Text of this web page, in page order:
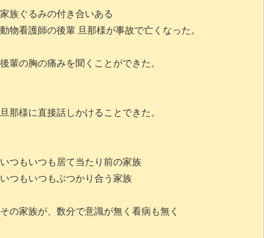
家族ぐるみの付き合いある
動物看護師の後輩 旦那様が事故で亡くなった。
後輩の胸の痛みを聞くことができた。
旦那様に直接話しかけることできた。
いつもいつも居て当たり前の家族
いつもいつもぶつかり合う家族
その家族が、数分で意識が無く看病も無く